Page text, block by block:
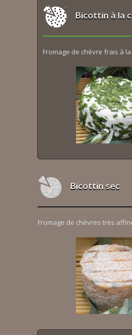
Bicottin à la
Fromage de chèvre frais à
Bicottin sec
Fromage de chèvres très